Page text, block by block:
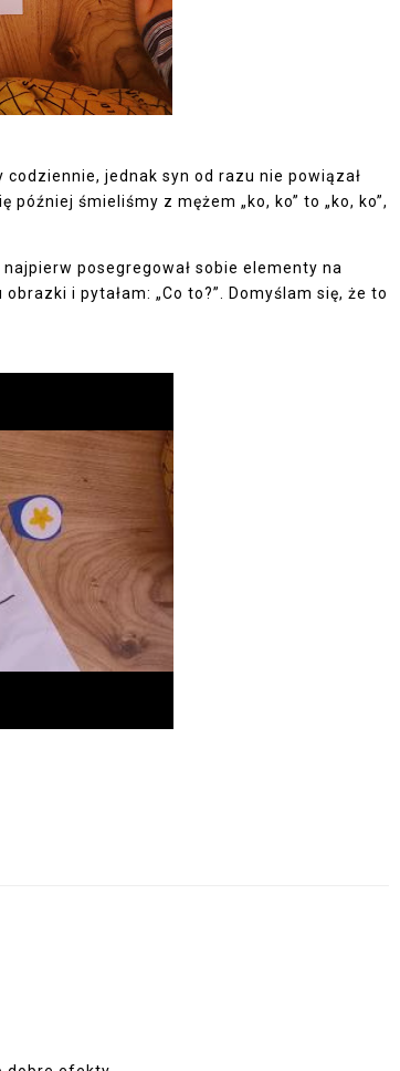
jednak syn od razu nie powiązał
śmieliśmy z mężem „ko, ko” to „ko, ko”,
posegregował sobie elementy na
i pytałam: „Co to?”. Domyślam się, że to